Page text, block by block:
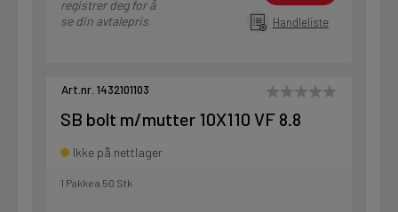
registrer deg for å
se din avtalepris
Handleliste
Art.nr. 1432101103
SB bolt m/mutter 10X110 VF 8.8
Ikke på nettlager
1 Pakke a 50 Stk